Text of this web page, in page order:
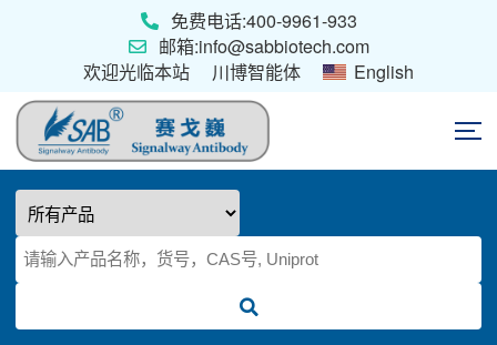
免费电话:400-9961-933
邮箱:info@sabbiotech.com
欢迎光临本站
川博智能体 English
首页